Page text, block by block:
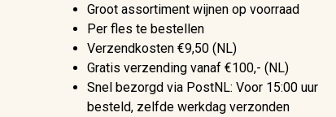
Groot assortiment wijnen op voorraad
Per fles te bestellen
Verzendkosten €9,50 (NL)
Gratis verzending vanaf €100,- (NL)
Snel bezorgd via PostNL: Voor 15:00 uur
besteld, zelfde werkdag verzonden